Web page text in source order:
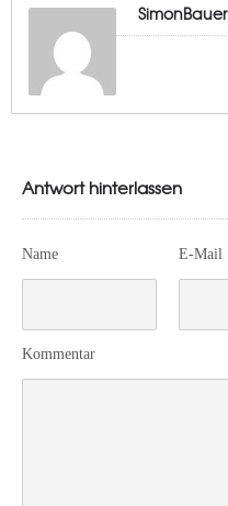
SimonBauer
Antwort hinterlassen
Name E-Mail
Kommentar